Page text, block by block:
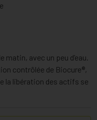
matin, avec un peu d’eau.
contrôlée de Biocure®,
la libération des actifs se